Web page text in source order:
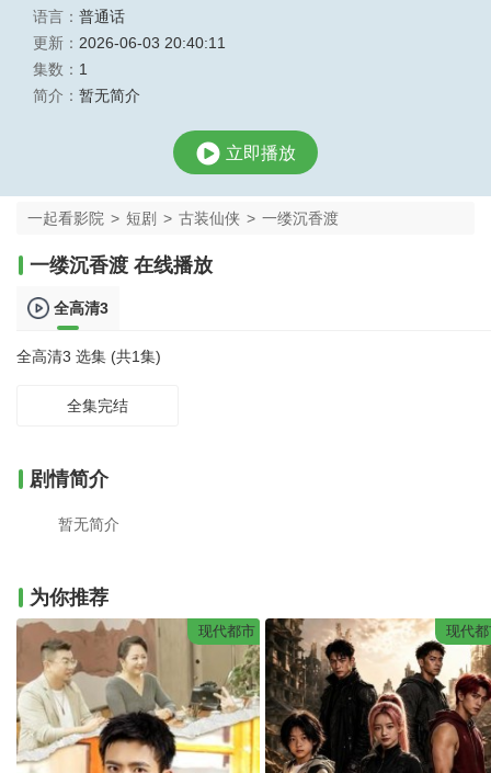
语言： 普通话
更新： 2026-06-03 20:40:11
集数： 1
简介： 暂无简介
立即播放
一起看影院 > 短剧 > 古装仙侠 > 一缕沉香渡
一缕沉香渡 在线播放
全高清3
全高清3 选集 (共1集)
全集完结
剧情简介
暂无简介
为你推荐
现代都市 现代